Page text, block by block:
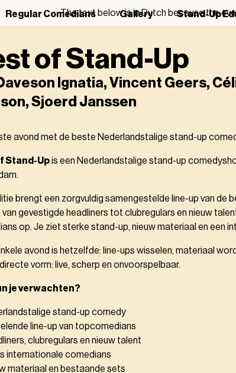
Regular Comedians Gallery Stand-Up
The text below is in Dutch because the
of Stand-Up
Ignatia, Vincent Geers,
Sjoerd Janssen
avond met de beste Nederlandstalige stand-up
Stand-Upis een Nederlandstalige stand-up
brengt een zorgvuldig samengestelde line-up van de
van gevestigde headliners tot clubregulars en nieuw
op. Je ziet sterke stand-up, nieuw materiaal en een
avond is hetzelfde: line-ups wisselen, materiaal
vorm: live, scherp en onvoorspelbaar.
je verwachten?
stand-up comedy
line-up van topcomedians
clubregulars en nieuw talent
internationale comedians
materiaal en bestaande sets